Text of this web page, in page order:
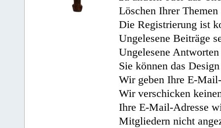
Löschen Ihrer
Die Registrierung ist
Ungelesene Beiträge
Ungelesene
Sie können das
Wir geben Ihre E-
Wir verschicken
Ihre E-Mail-Adresse
Mitgliedern nicht